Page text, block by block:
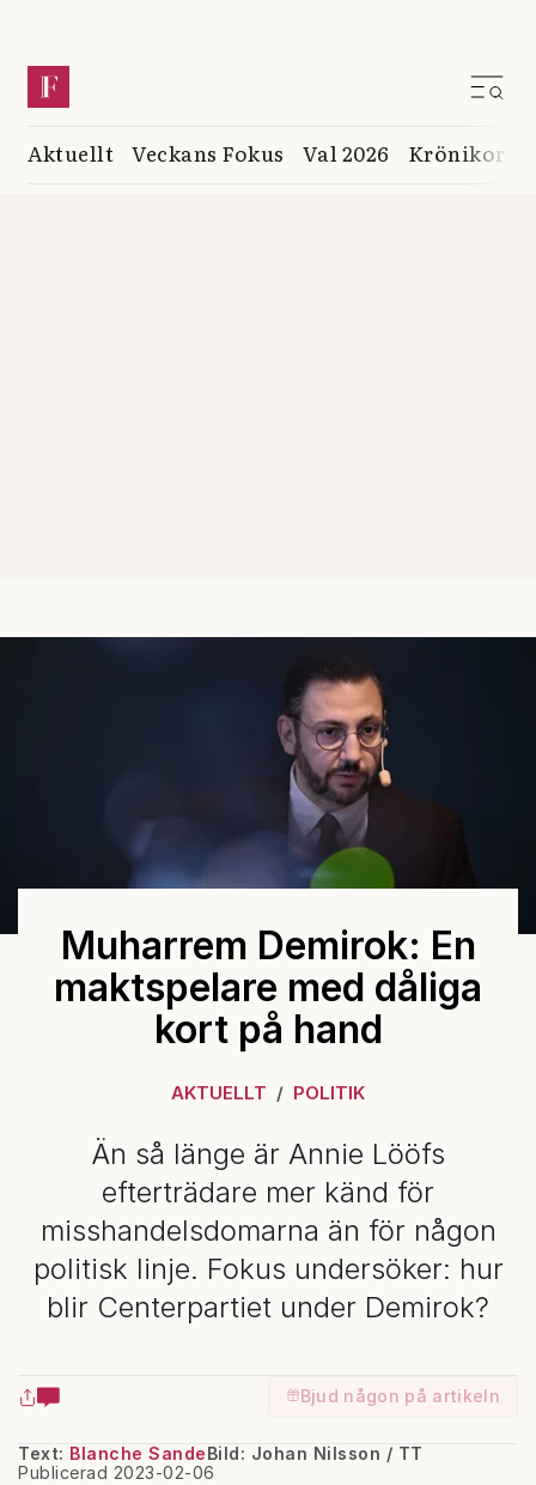
Aktuellt Veckans Fokus Val 2026 Krönikor
Muharrem Demirok: En
maktspelare med dåliga
kort på hand
AKTUELLT POLITIK
Än så länge är Annie Lööfs
efterträdare mer känd för
misshandelsdomarna än för någon
politisk linje. Fokus undersöker: hur
blir Centerpartiet under Demirok?
Bjud någon på artikeln
Text: Blanche Sande
Publicerad 2023-02-06
Bild: Johan Nilsson / TT